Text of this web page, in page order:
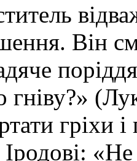
Він
гніву?»
гріхи
Іродові: